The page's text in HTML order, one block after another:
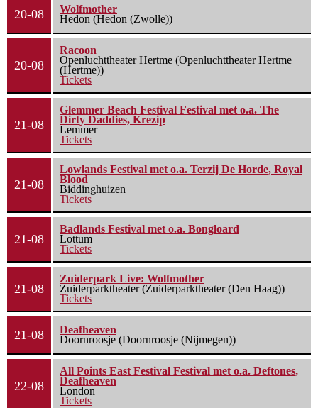
20-08
Wolfmother
Hedon (Hedon (Zwolle))
20-08
Racoon
Openluchttheater Hertme (Openluchttheater Hertme
(Hertme))
Tickets
21-08
Glemmer Beach Festival Festival met o.a. The
Dirty Daddies, Krezip
Lemmer
Tickets
21-08
Lowlands Festival met o.a. Terzij De Horde, Royal
Blood
Biddinghuizen
Tickets
21-08
Badlands Festival met o.a. Bongloard
Lottum
Tickets
21-08
Zuiderpark Live: Wolfmother
Zuiderparktheater (Zuiderparktheater (Den Haag))
Tickets
21-08
Deafheaven
Doornroosje (Doornroosje (Nijmegen))
22-08
All Points East Festival Festival met o.a. Deftones,
Deafheaven
London
Tickets